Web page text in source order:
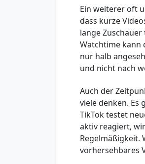
Ein weiterer oft
dass kurze
lange
Watchtime kann
nur halb
und nicht nach
Auch der
viele denken. Es
TikTok testet
aktiv reagiert,
Regelmäßigkeit.
vorhersehbares